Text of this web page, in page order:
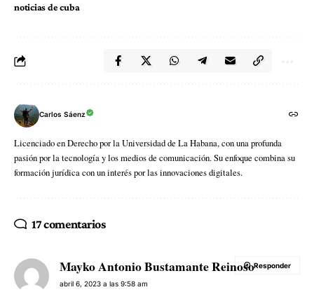
noticias de cuba
Carlos Sáenz
Licenciado en Derecho por la Universidad de La Habana, con una profunda
pasión por la tecnología y los medios de comunicación. Su enfoque combina su
formación jurídica con un interés por las innovaciones digitales.
17 comentarios
Mayko Antonio Bustamante Reinoso
abril 6, 2023 a las 9:58 am
Responder